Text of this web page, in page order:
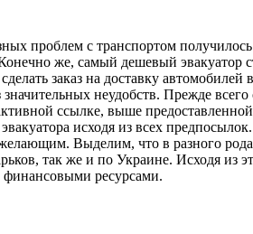
проблем с транспортом
же, самый дешевый эвакуатор
заказ на доставку
неудобств. Прежде всего
ссылке, выше
исходя из всех
Выделим, что в разного
так же и по Украине. Исходя из
финансовыми ресурсами.